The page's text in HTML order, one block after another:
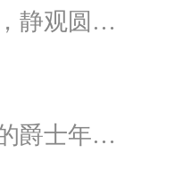
灵感源自诗经《桃夭》，以桃花起兴，为新人赞歌，静观圆满和乐的东方情调；山水院落，书香雅意，在古韵臻境间晕染缱绻深情。
灵感源于电影《了不起的盖茨比》，一个华丽奢靡的爵士年代，直线、对称、几何的应用是这个时代的独特烙印。优雅的小资情调如萦绕在鼻尖的醇香咖啡，历久弥香。